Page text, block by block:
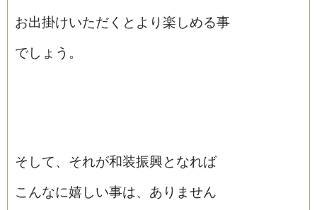
お出掛けいただくとより楽しめる事
でしょう。
そして、それが和装振興となれば
こんなに嬉しい事は、ありません